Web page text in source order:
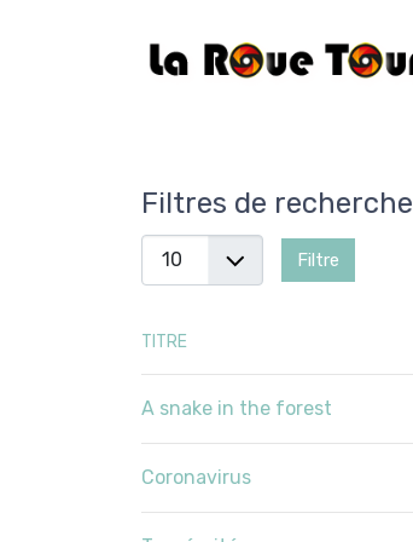
Filtres de recherche
Afficher
#
Filtre
TITRE
A snake in the forest
Coronavirus